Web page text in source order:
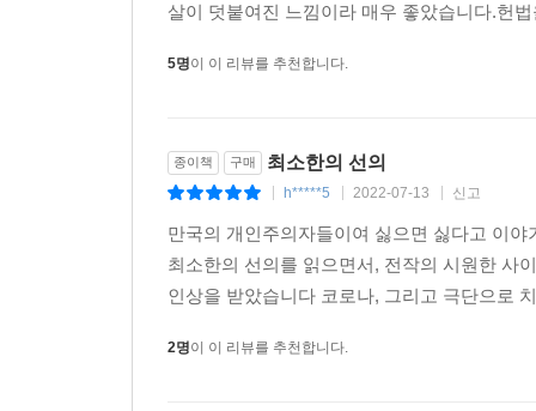
때문이라고 말한다. 법이 인간 사이에 필요한 ‘
예전부터 피고인의 호소를 잘 경청하고 선처를
법관은 모질다, 모났다는 소리를 듣는다. 왜일
반하여 피고인과 그 가족, 변호인 들은 목숨을 걸
가득해진다. 그리고 변호사는 피고인의 입장을
살이 덧붙여진 느낌이라 매우 좋았습니다.헌
5명이 이 리뷰를 추천합니다.
종이책 구매 최소한의 선의
h*****5 2022-07-13 신고
만국의 개인주의자들이여 싫으면 싫다고 이
최소한의 선의를 읽으면서, 전작의 시원한 사
인상을 받았습니다 코로나, 그리고 극단으로
2명이 이 리뷰를 추천합니다.